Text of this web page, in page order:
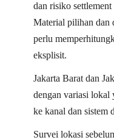
dan risiko
Material pilihan dan
perlu
eksplisit.
Jakarta Barat dan
dengan variasi lokal
ke kanal dan sistem
Survei lokasi